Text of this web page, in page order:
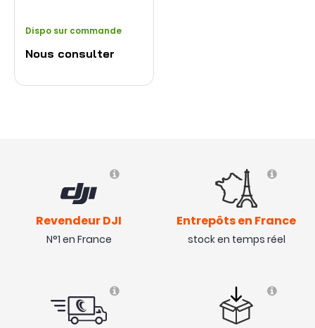
Dispo sur commande
Nous consulter
Revendeur DJI
N°1 en France
Entrepôts en France
stock en temps réel